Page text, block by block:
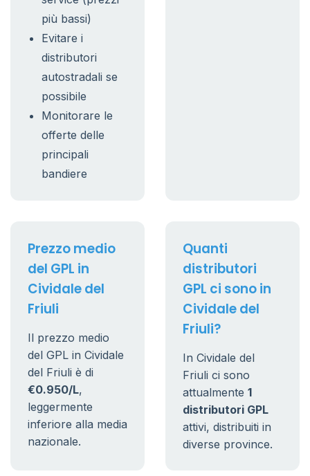
più bassi)
Evitare i
distributori
autostradali se
possibile
Monitorare le
offerte delle
principali
bandiere
Prezzo medio
del GPL in
Cividale del
Friuli
Il prezzo medio
del GPL in Cividale
del Friuli è di
€0.950/L,
leggermente
inferiore alla media
nazionale.
Quanti
distributori
GPL ci sono in
Cividale del
Friuli?
In Cividale del
Friuli ci sono
attualmente 1
distributori GPL
attivi, distribuiti in
diverse province.